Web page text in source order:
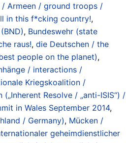
/ Armeen / ground troops /
in this f*cking country!,
, Bundeswehr (state
raus!, die Deutschen / the
people on the planet),
/ interactions /
Kriegskoalition /
Resolve / „anti-ISIS“) /
in Wales September 2014,
/ Germany), Mücken /
geheimdienstlicher